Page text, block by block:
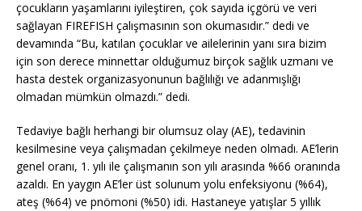
çocukların yaşamlarını iyileştiren, çok sayıda içgörü ve veri
sağlayan FIREFISH çalışmasının son okumasıdır.” dedi ve
devamında “Bu, katılan çocuklar ve ailelerinin yanı sıra bizim
için son derece minnettar olduğumuz birçok sağlık uzmanı ve
hasta destek organizasyonunun bağlılığı ve adanmışlığı
olmadan mümkün olmazdı.” dedi.
Tedaviye bağlı herhangi bir olumsuz olay (AE), tedavinin
kesilmesine veya çalışmadan çekilmeye neden olmadı. AE’lerin
genel oranı, 1. yılı ile çalışmanın son yılı arasında %66 oranında
azaldı. En yaygın AE’ler üst solunum yolu enfeksiyonu (%64),
ateş (%64) ve pnömoni (%50) idi. Hastaneye yatışlar 5 yıllık